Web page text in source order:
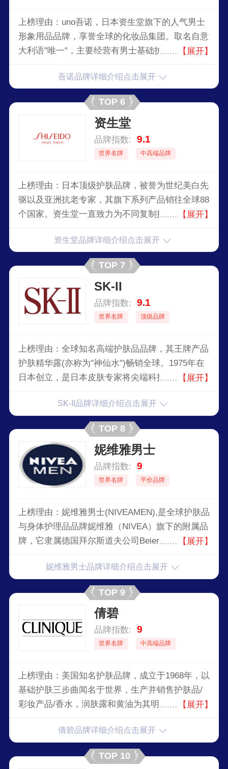
上榜理由：uno吾诺，日本资生堂旗下的人气男士
形象用品品牌，享誉全球的化妆品集团。取名自意
大利语"唯一"，主要经营有男士基础护肤以及剃须
马、瑛太日本四大超级男明星同时代言，引发了社
会高度关注，系列广告风靡一时，产品脱销。
【展开】
吾诺品牌详细介绍点击展开
TOP 6
资生堂
品牌指数: 9.1
世界名牌 中高端品牌
上榜理由：日本顶级护肤品牌，被誉为世纪美白先
驱以及亚洲抗老专家，其旗下系列产品销往全球88
个国家。资生堂一直致力为不同复制提供专业的护
【展开】
资生堂品牌详细介绍点击展开
TOP 7
SK-II
品牌指数: 9.1
世界名牌 顶级品牌
上榜理由：全球知名高端护肤品品牌，其王牌产品
护肤精华露(亦称为"神仙水")畅销全球。1975年在
日本创立，是日本皮肤专家将尖端科技运用到护肤
深受欢迎的护肤品牌，该品牌于1991年被宝洁收
【展开】
SK-II品牌详细介绍点击展开
TOP 8
妮维雅男士
品牌指数: 9
世界名牌 平价品牌
上榜理由：妮维雅男士(NIVEAMEN),是全球护肤品
与身体护理品品牌妮维雅（NIVEA）旗下的附属品
牌，它隶属德国拜尔斯道夫公司BeiersdorfAG（简
设计的护肤产品。
【展开】
妮维雅男士品牌详细介绍点击展开
TOP 9
倩碧
品牌指数: 9
世界名牌 中高端品牌
上榜理由：美国知名护肤品牌，成立于1968年，以
基础护肤三步曲闻名于世界，生产并销售护肤品/
彩妆产品/香水，润肤露和黄油为其明星产品，是
产商和销售商。
【展开】
倩碧品牌详细介绍点击展开
TOP 10